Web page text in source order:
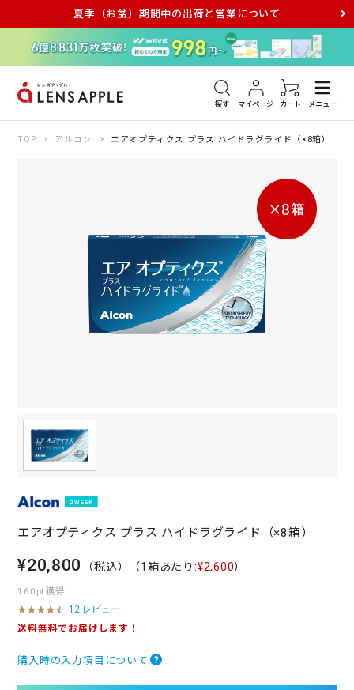
夏季（お盆）期間中の出荷と営業について
探す マイページ カート メニュー
アキュビュー メダリスト メガネ
TOP アルコン エアオプティクス プラス ハイドラグライド（×8箱）
エアオプティクス プラス ハイドラグライド（×8箱）
¥20,800 （税込） （1箱あたり:¥2,600）
160pt獲得！
4
.
t
12 レビュー
送料無料でお届けします！
購入時の入力項目について